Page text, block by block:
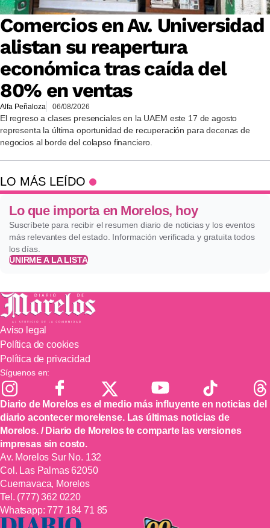
Comercios en Av. Universidad
alistan su reapertura
económica tras caída del
80% en ventas
Alfa Peñaloza 06/08/2026
El regreso a clases presenciales en la UAEM este 17 de agosto
representa la última oportunidad de recuperación para decenas de
negocios al borde del colapso financiero.
LO MÁS LEÍDO
Lo que importa en Morelos, hoy
Suscríbete para recibir el resumen diario de noticias y los eventos
más relevantes del estado. Información verificada y gratuita todos
los días.
UNIRME A LA LISTA
Aviso legal
Política de cookies
Política de privacidad
Síguenos en:
Diario de Morelos es el medio más influyente en noticias del
diario acontecer morelense. Las últimas noticias de
Morelos. / Diario de Morelos te comparte las versiones
impresas sin costo.
Av. Morelos Sur No. 132
Col. Las Palmas 62050
Cuernavaca, Morelos
Tel. (777) 362 0220
Whatsapp:777 184 71 85